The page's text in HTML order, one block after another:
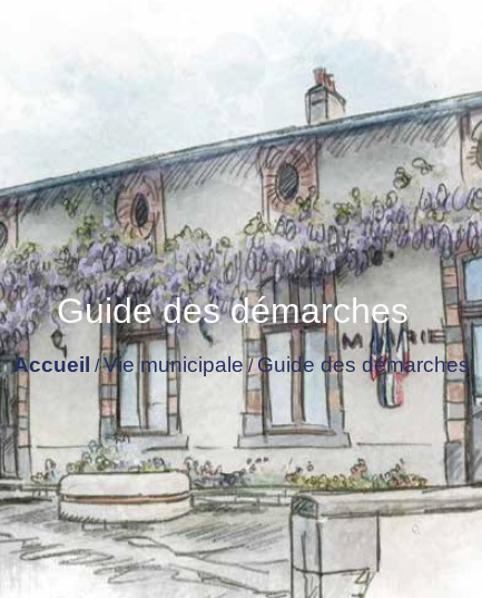
Guide des démarches
Accueil /Vie municipale /Guide des démarches